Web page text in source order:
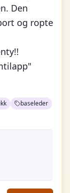
Den
og ropte
baseleder